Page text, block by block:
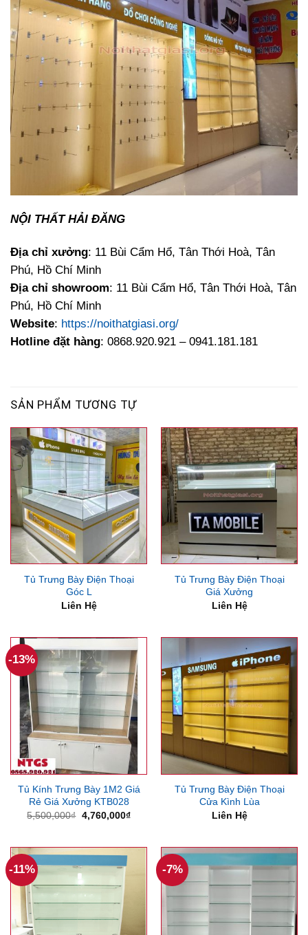
NỘI THẤT HẢI ĐĂNG
Địa chỉ xưởng: 11 Bùi Cẩm Hổ, Tân Thới Hoà, Tân
Phú, Hồ Chí Minh
Địa chỉ showroom: 11 Bùi Cẩm Hổ, Tân Thới Hoà, Tân
Phú, Hồ Chí Minh
Website: https://noithatgiasi.org/
Hotline đặt hàng: 0868.920.921 – 0941.181.181
SẢN PHẨM TƯƠNG TỰ
Tủ Trưng Bày Điện Thoại
Góc L
Liên Hệ
Tủ Trưng Bày Điện Thoại
Giá Xưởng
Liên Hệ
-13%
Tủ Kính Trưng Bày 1M2 Giá
Rẻ Giá Xưởng KTB028
5,500,000₫ Giá
4,760,000₫Giá
4,760,000₫.
Tủ Trưng Bày Điện Thoại
Cửa Kình Lùa
Liên Hệ
-11% -7%